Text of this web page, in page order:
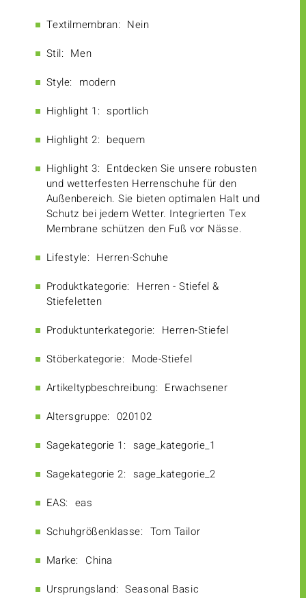
Textilmembran: Nein
Stil: Men
Style: modern
Highlight 1: sportlich
Highlight 2: bequem
Highlight 3: Entdecken Sie unsere robusten
und wetterfesten Herrenschuhe für den
Außenbereich. Sie bieten optimalen Halt und
Schutz bei jedem Wetter. Integrierten Tex
Membrane schützen den Fuß vor Nässe.
Lifestyle: Herren-Schuhe
Produktkategorie: Herren - Stiefel &
Stiefeletten
Produktunterkategorie: Herren-Stiefel
Stöberkategorie: Mode-Stiefel
Artikeltypbeschreibung: Erwachsener
Altersgruppe: 020102
Sagekategorie 1: sage_kategorie_1
Sagekategorie 2: sage_kategorie_2
EAS: eas
Schuhgrößenklasse: Tom Tailor
Marke: China
Ursprungsland: Seasonal Basic